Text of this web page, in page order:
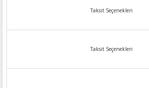
Taksit Seçenekleri
Taksit Seçenekleri